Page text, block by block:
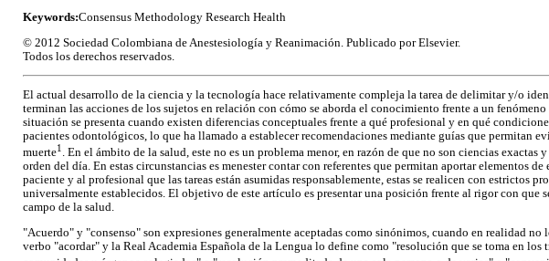
Keywords:Consensus Methodology Research Health
© 2012 Sociedad Colombiana de Anestesiología y Reanimación. Publicado por Elsevier.
Todos los derechos reservados.
El actual desarrollo de la ciencia y la tecnología hace relativamente compleja la tarea de delimitar y/o
terminan las acciones de los sujetos en relación con cómo se aborda el conocimiento frente a un
situación se presenta cuando existen diferencias conceptuales frente a qué profesional y en qué
pacientes odontológicos, lo que ha llamado a establecer recomendaciones mediante guías que permitan
muerte1 . En el ámbito de la salud, este no es un problema menor, en razón de que no son ciencias exactas
orden del día. En estas circunstancias es menester contar con referentes que permitan aportar elementos de
paciente y al profesional que las tareas están asumidas responsablemente, estas se realicen con estrictos
universalmente establecidos. El objetivo de este artículo es presentar una posición frente al rigor con que
campo de la salud.
"Acuerdo" y "consenso" son expresiones generalmente aceptadas como sinónimos, cuando en realidad
verbo "acordar" y la Real Academia Española de la Lengua lo define como "resolución que se toma en los